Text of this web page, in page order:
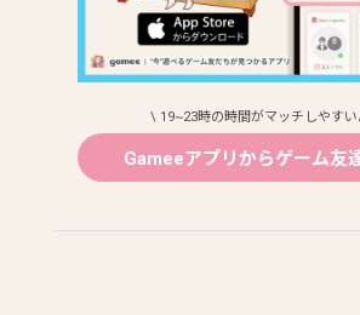
\ 19~23時の時間がマッチしやす
Gameeアプリからゲーム友